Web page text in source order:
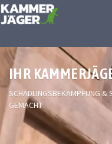
IHR
SCHÄDLINGSBEKÄMPFUNG &
GEMACHT